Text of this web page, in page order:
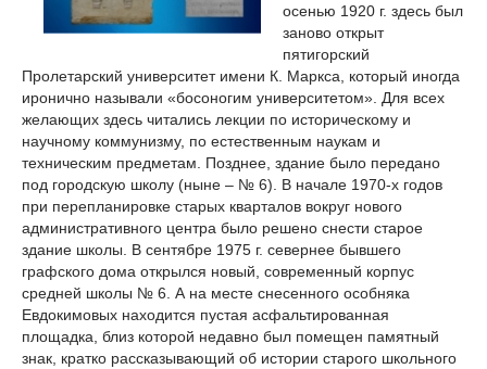
осенью 1920 г. здесь был
заново открыт
пятигорский
Пролетарский университет имени К. Маркса, который иногда
иронично называли «босоногим университетом». Для всех
желающих здесь читались лекции по историческому и
научному коммунизму, по естественным наукам и
техническим предметам. Позднее, здание было передано
под городскую школу (ныне – № 6). В начале 1970-х годов
при перепланировке старых кварталов вокруг нового
административного центра было решено снести старое
здание школы. В сентябре 1975 г. севернее бывшего
графского дома открылся новый, современный корпус
средней школы № 6. А на месте снесенного особняка
Евдокимовых находится пустая асфальтированная
площадка, близ которой недавно был помещен памятный
знак, кратко рассказывающий об истории старого школьного